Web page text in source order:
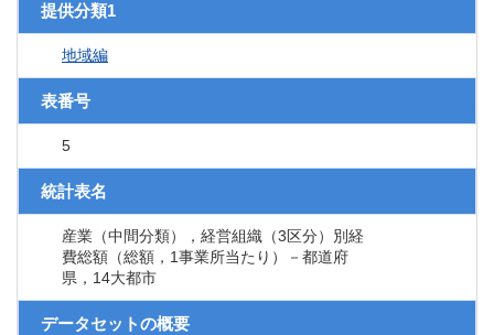
提供分類1
地域編
表番号
5
統計表名
産業（中間分類），経営組織（3区分）別経
費総額（総額，1事業所当たり）－都道府
県，14大都市
データセットの概要